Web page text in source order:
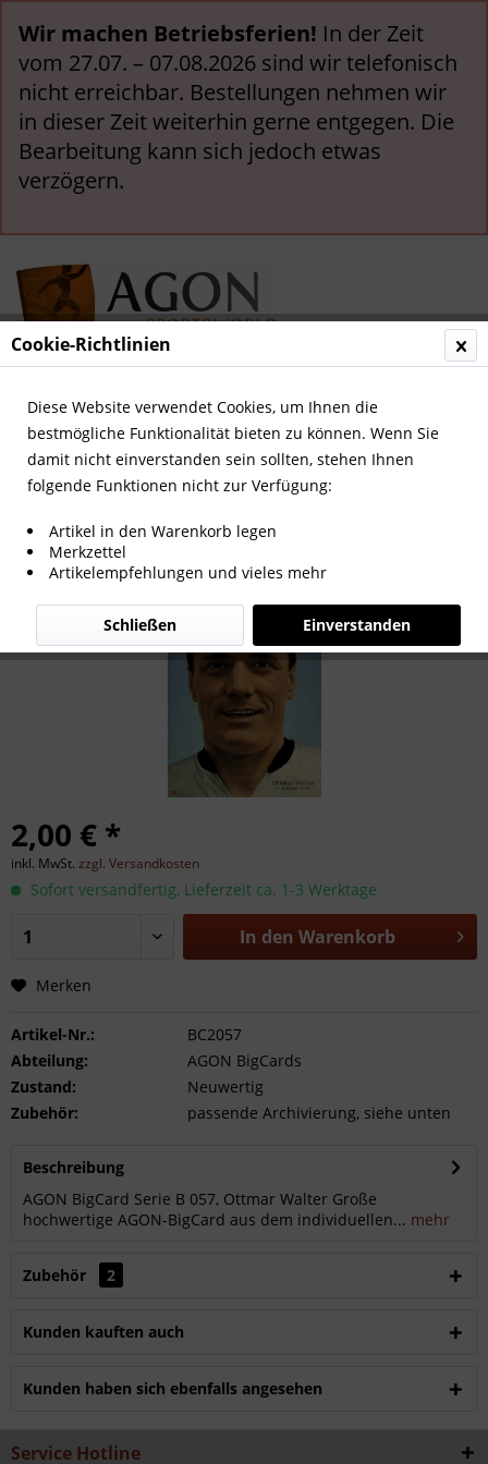
Wir machen Betriebsferien! In der Zeit
vom 27.07. – 07.08.2026 sind wir telefonisch
nicht erreichbar. Bestellungen nehmen wir
in dieser Zeit weiterhin gerne entgegen. Die
Bearbeitung kann sich jedoch etwas
verzögern.
Menü
Übersicht Deutsche Nationalspieler
2,00 € *
inkl. MwSt. zzgl. Versandkosten
Sofort versandfertig, Lieferzeit ca. 1-3 Werktage
In den Warenkorb
Merken
Artikel-Nr.:
BC2057
Abteilung:
AGON BigCards
Zustand:
Neuwertig
Zubehör:
passende Archivierung, siehe unten
Beschreibung
AGON BigCard Serie B 057, Ottmar Walter Große
hochwertige AGON-BigCard aus dem individuellen... mehr
Zubehör 2
Kunden kauften auch
Kunden haben sich ebenfalls angesehen
Service Hotline
Cookie-Richtlinien
Diese Website verwendet Cookies, um Ihnen die
bestmögliche Funktionalität bieten zu können. Wenn Sie
damit nicht einverstanden sein sollten, stehen Ihnen
folgende Funktionen nicht zur Verfügung:
Artikel in den Warenkorb legen
Merkzettel
Artikelempfehlungen und vieles mehr
Einverstanden
Schließen